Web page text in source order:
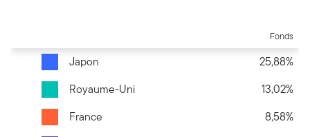
Fonds
Japon
25,88%
Royaume-Uni
13,02%
France
8,58%